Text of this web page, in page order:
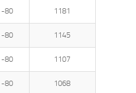
-80 1181
-80 1145
-80 1107
-80 1068